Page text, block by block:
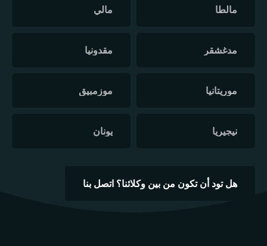
مالطا مالي
مدغشقر مقدونيا
موريتانيا موزمبيق
نيجيريا يونان
هل تود أن تكون من بين وكلائنا؟ اتصل بنا